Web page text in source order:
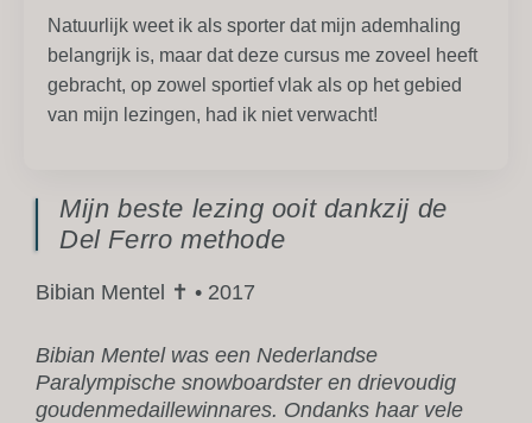
Mijn beste lezing ooit dankzij de
Del Ferro methode
Bibian Mentel ✝ • 2017
Bibian Mentel was een Nederlandse
Paralympische snowboardster en drievoudig
goudenmedaillewinnares. Ondanks haar vele
Natuurlijk weet ik als sporter dat mijn ademhaling
belangrijk is, maar dat deze cursus me zoveel heeft
gebracht, op zowel sportief vlak als op het gebied
van mijn lezingen, had ik niet verwacht!